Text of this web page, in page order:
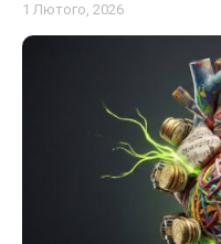
1 Лютого, 2026